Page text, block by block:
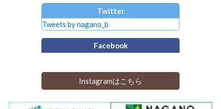
Twitter
Tweets by nagano_b
Facebook
Instagramはこちら